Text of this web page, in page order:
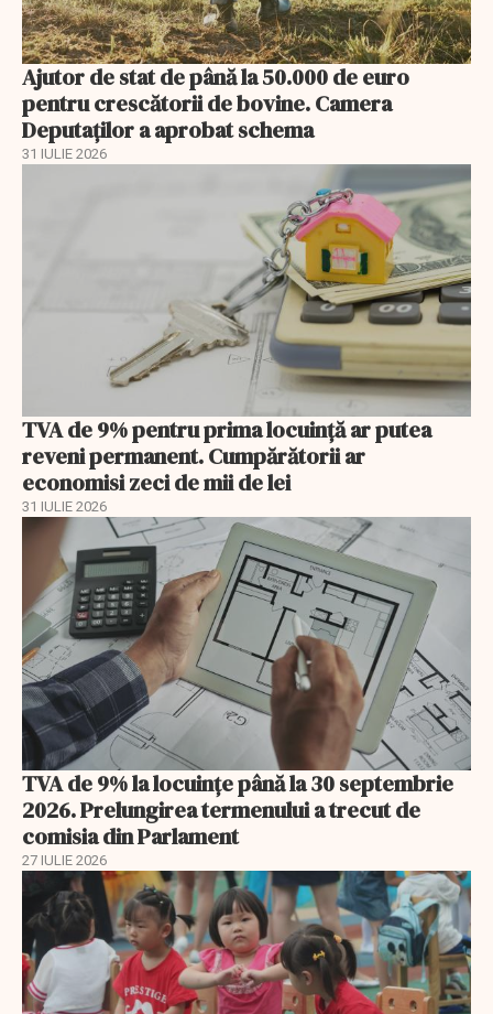
Ajutor de stat de până la 50.000 de euro
pentru crescătorii de bovine. Camera
Deputaților a aprobat schema
31 IULIE 2026
TVA de 9% pentru prima locuință ar putea
reveni permanent. Cumpărătorii ar
economisi zeci de mii de lei
31 IULIE 2026
TVA de 9% la locuințe până la 30 septembrie
2026. Prelungirea termenului a trecut de
comisia din Parlament
27 IULIE 2026